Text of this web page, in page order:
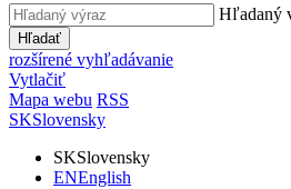
Hľadaný
Hľadať
rozšírené vyhľadávanie
Vytlačiť
Mapa webu RSS
SKSlovensky
SKSlovensky
ENEnglish